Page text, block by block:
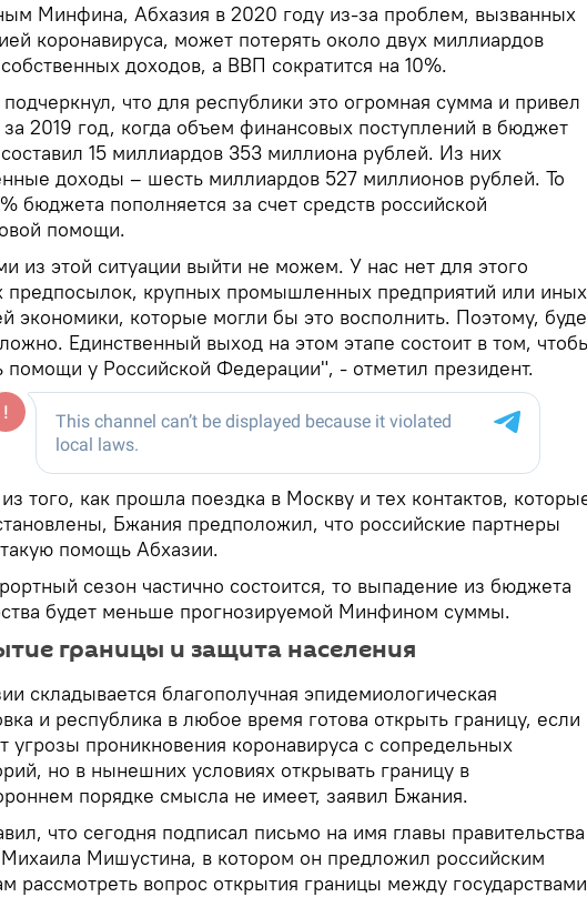
Минфина, Абхазия в 2020 году из-за проблем, вызванных
коронавируса, может потерять около двух миллиардов
доходов, а ВВП сократится на 10%.
что для республики это огромная сумма и привел
2019 год, когда объем финансовых поступлений в бюджет
15 миллиардов 353 миллиона рублей. Из них
доходы – шесть миллиардов 527 миллионов рублей. То
бюджета пополняется за счет средств российской
помощи.
из этой ситуации выйти не можем. У нас нет для этого
предпосылок, крупных промышленных предприятий или иных
экономики, которые могли бы это восполнить. Поэтому,
Единственный выход на этом этапе состоит в том,
помощи у Российской Федерации", - отметил президент.
того, как прошла поездка в Москву и тех контактов,
Бжания предположил, что российские партнеры
помощь Абхазии.
сезон частично состоится, то выпадение из бюджета
будет меньше прогнозируемой Минфином суммы.
границы и защита населения
складывается благополучная эпидемиологическая
и республика в любое время готова открыть границу, если
угрозы проникновения коронавируса с сопредельных
но в нынешних условиях открывать границу в
порядке смысла не имеет, заявил Бжания.
что сегодня подписал письмо на имя главы правительства
Мишустина, в котором он предложил российским
рассмотреть вопрос открытия границы между